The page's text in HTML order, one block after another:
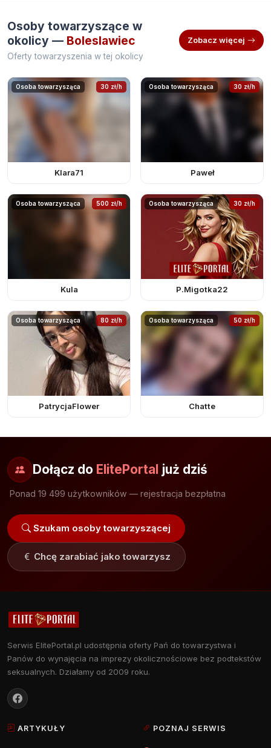
Osoby towarzyszące w
okolicy — Boleslawiec
Oferty towarzyszenia w tej okolicy
Zobacz więcej
Osoba towarzysząca 30 zł/h
Klara71
Osoba towarzysząca 30 zł/h
Paweł
Osoba towarzysząca 500 zł/h
Kula
Osoba towarzysząca 30 zł/h
P.Migotka22
Osoba towarzysząca 80 zł/h
PatrycjaFlower
Osoba towarzysząca 50 zł/h
Chatte
Dołącz do ElitePortal już dziś
Ponad 19 499 użytkowników — rejestracja bezpłatna
Szukam osoby towarzyszącej
Chcę zarabiać jako towarzysz
Serwis ElitePortal.pl udostępnia oferty Pań do towarzystwa i
Panów do wynajęcia na imprezy okolicznościowe bez podtekstów
seksualnych. Działamy od 2009 roku.
ARTYKUŁY POZNAJ SERWIS